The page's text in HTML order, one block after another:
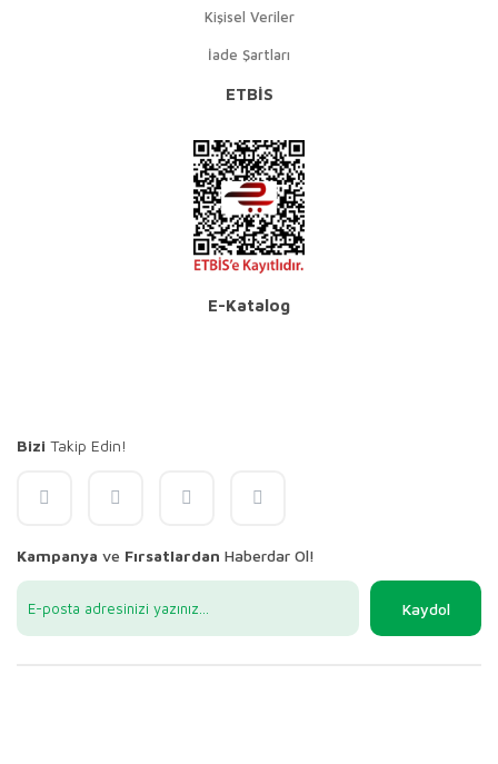
Kişisel Veriler
İade Şartları
ETBİS
E-Katalog
Bizi Takip Edin!
Kampanya ve Fırsatlardan Haberdar Ol!
Kaydol